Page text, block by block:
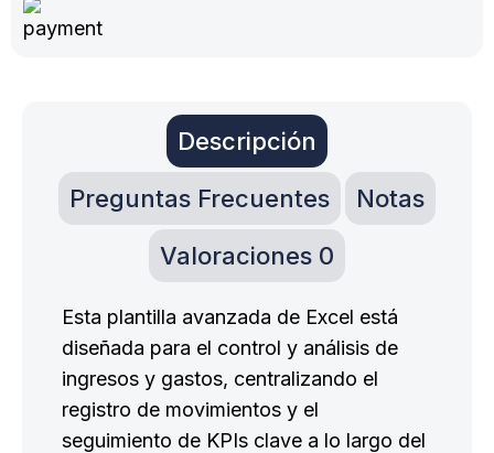
Descripción
Preguntas Frecuentes
Notas
Valoraciones 0
Esta plantilla avanzada de Excel está
diseñada para el control y análisis de
ingresos y gastos, centralizando el
registro de movimientos y el
seguimiento de KPIs clave a lo largo del